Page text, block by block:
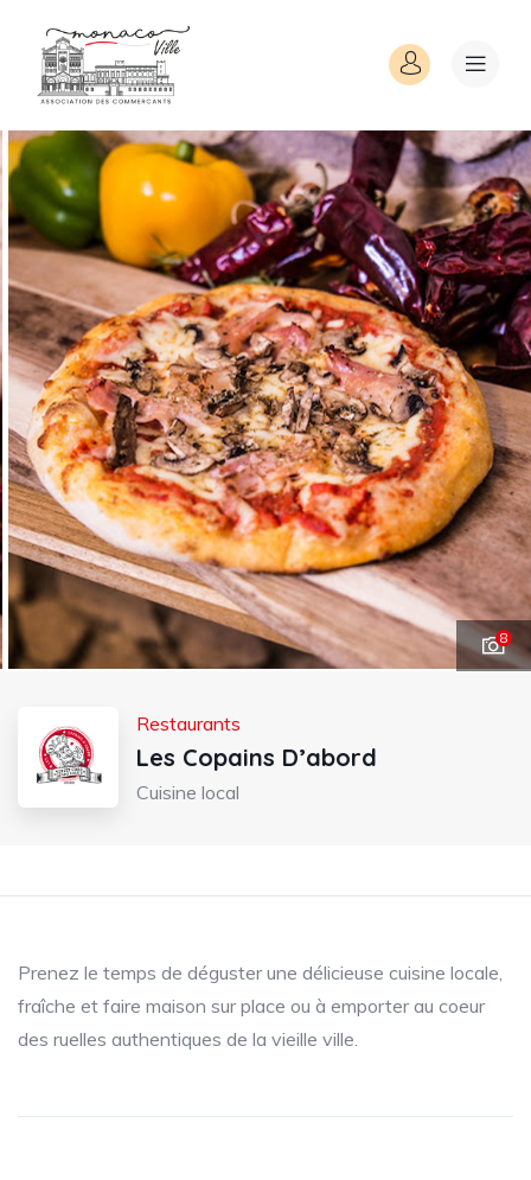
8
Restaurants
Les Copains D’abord
Cuisine local
Prenez le temps de déguster une délicieuse cuisine locale,
fraîche et faire maison sur place ou à emporter au coeur
des ruelles authentiques de la vieille ville.